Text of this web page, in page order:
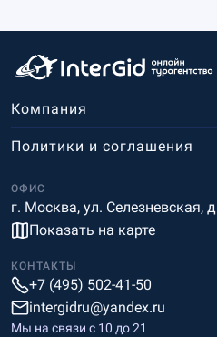
Компания
ОФИС
г. Москва, ул. Селезневская,
Показать на карте
Политики и соглашения
КОНТАКТЫ
+7 (495) 502-41-50
intergidru@yandex.ru
Мы на связи c 10 до 21